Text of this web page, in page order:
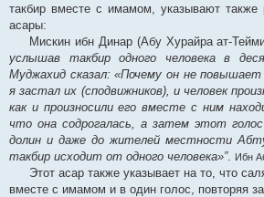
такбир вместе с имамом, указывают также
асары:
Мискин ибн Динар (Абу Хурайра ат-
услышав такбир одного человека в
Муджахид сказал: «Почему он не повышает
я застал их (сподвижников), и человек
как и произносили его вместе с ним
что она содрогалась, а затем этот
долин и даже до жителей местности
такбир исходит от одного человека»”. Ибн
Этот асар также указывает на то, что
вместе с имамом и в один голос, повторяя